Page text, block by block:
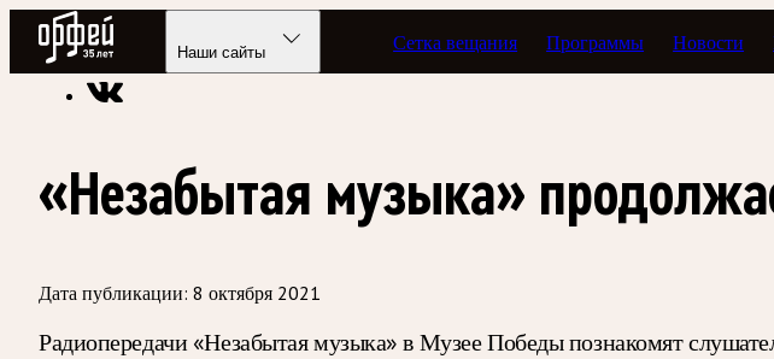
Радио Орфей
Наши сайты Сетка вещания Программы Новости
Радио классической музыки «Орфей» Новости
«Незабытая музыка»
Дата публикации: 8 октября 2021
Радиопередачи «Незабытая музыка» в Музее Победы познакомят